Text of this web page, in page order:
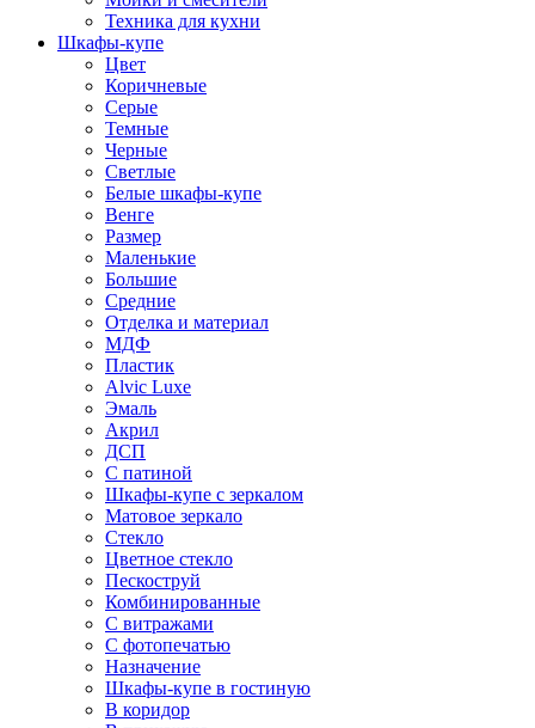
Техника для кухни
Шкафы-купе
Цвет
Коричневые
Серые
Темные
Черные
Светлые
Белые шкафы-купе
Венге
Размер
Маленькие
Большие
Средние
Отделка и материал
МДФ
Пластик
Alvic Luxe
Эмаль
Акрил
ДСП
С патиной
Шкафы-купе с зеркалом
Матовое зеркало
Стекло
Цветное стекло
Пескоструй
Комбинированные
С витражами
С фотопечатью
Назначение
Шкафы-купе в гостиную
В коридор